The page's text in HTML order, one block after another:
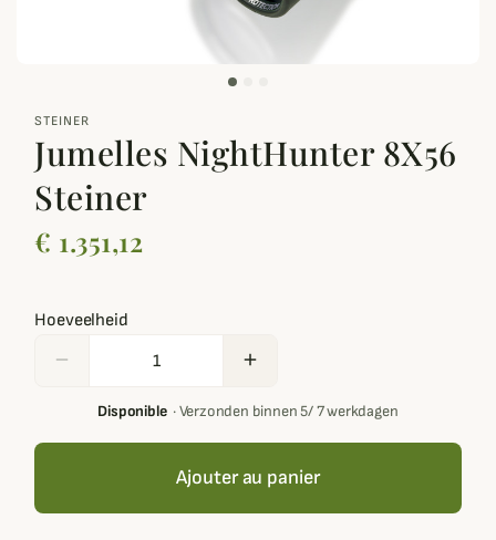
STEINER
Jumelles NightHunter 8X56
Steiner
€ 1.351,12
Hoeveelheid
remove add
Disponible·Verzonden binnen 5/ 7 werkdagen
Ajouter au panier